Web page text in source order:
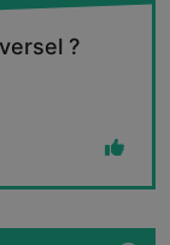
?